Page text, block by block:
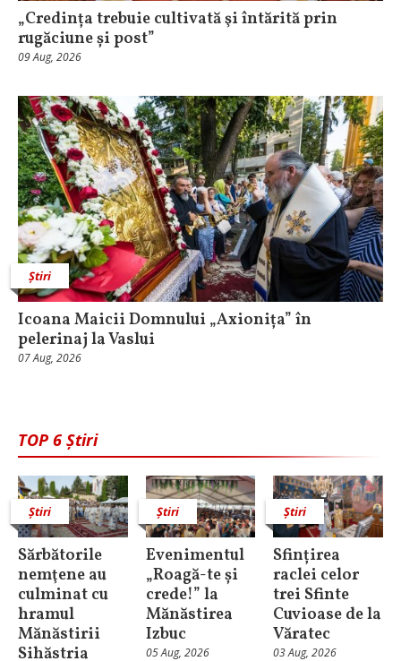
„Credința trebuie cultivată şi întărită prin
rugăciune și post”
09 Aug, 2026
Știri
Icoana Maicii Domnului „Axionița” în
pelerinaj la Vaslui
07 Aug, 2026
TOP 6 Știri
Știri
Sărbătorile
nemţene au
culminat cu
hramul
Mănăstirii
Sihăstria
Știri
Evenimentul
„Roagă-te și
crede!” la
Mănăstirea
Izbuc
05 Aug, 2026
Știri
Sfințirea
raclei celor
trei Sfinte
Cuvioase de la
Văratec
03 Aug, 2026